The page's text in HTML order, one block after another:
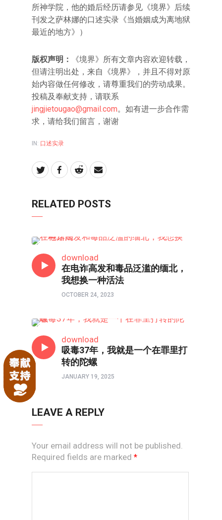
所神学院，他的婚后经历请参见《境界》后续
刊发之萨林娜的口述实录《当婚姻成为离地狱
最近的地方》）
版权声明：
《境界》所有文章内容欢迎转载，
但请注明出处，来自《境界》，并且不得对原
始内容做任何修改，请尊重我们的劳动成果。
投稿及奉献支持，请联系
jingjietougao@gmail.com。如有进一步合作需
求，请给我们留言，谢谢
IN: 口述实录
RELATED POSTS
download
在电诈高发和毒品泛滥的缅北，
我想换一种活法
OCTOBER 24, 2023
download
吸毒37年，我就是一个在罪里打
转的陀螺
JANUARY 19, 2025
LEAVE A REPLY
Your email address will not be published.
Required fields are marked *